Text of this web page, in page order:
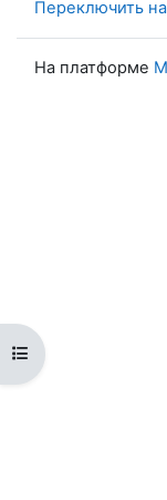
Открыть
Переключить
На платформе